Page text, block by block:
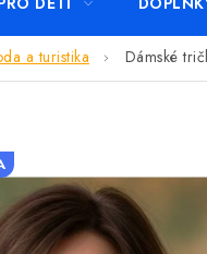
a turistika Dámské